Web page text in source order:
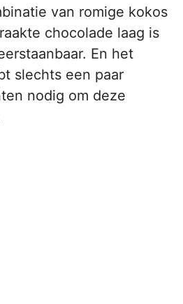
van romige kokos
chocolade laag is
En het
slechts een paar
nodig om deze